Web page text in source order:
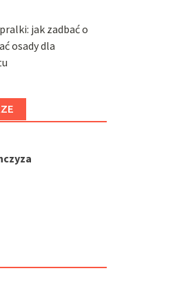
jak zadbać o
osady dla